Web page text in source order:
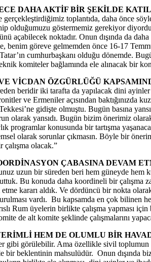
DAHA AKTİF BİR ŞEKİLDE
toplantıda, daha önce
olduğumuzu göstermemiz gerekiyor
açabilecek noktadır. Onun dışında da
benim göreve gelmemden önce 16-17
cumhurbaşkanı olduğu dönemde.
komiteler bağlamında ele alınacak bir
VİCDAN ÖZGÜRLÜĞÜ
beridir iki tarafta da yapılacak dini ayinler
ve Ermeniler açısından baktığınızda
gidişte olmuştu. Bugün basına
olarak yansıdı. Bugün bizim önerimiz
programlar konusunda bir tartışma
olarak sorunlar çıkmasın. Böyle bir
olacak.”
ÇABASINA DEVAM
uzun bir süreden beri hem güneyde hem
Bu konuda daha koordineli bir
etme kararı aldık. Ve dördüncü bir nokta
vardı. Bu kapsamda en çok
Rum üyelerin birlikte çalışma yapması
de alt komite şeklinde çalışmalarını
HEM DE OLUMLU BİR
gibi görülebilir. Ama özellikle sivil toplumun
beklentinin mahsulüdür. Onun dışında